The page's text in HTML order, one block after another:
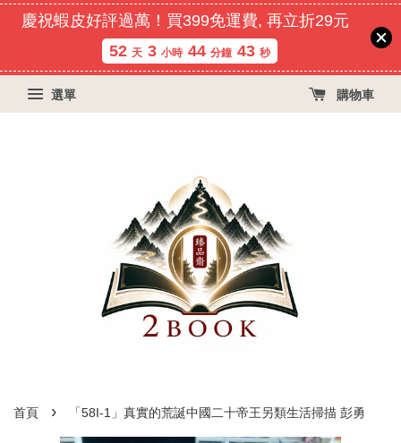
慶祝蝦皮好評過萬！買399免運費, 再立折29元
52 天 3 小時 44 分鐘 42 秒
選單 購物車
首頁 › 「58I-1」真實的荒誕中國二十帝王另類生活掃描 彭勇